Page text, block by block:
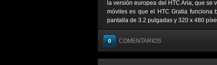
la versión europea del HTC Aria, que
móviles es que el HTC Gratia funciona
pantalla de 3.2 pulgadas y 320 x 480
0 COMENTARIOS